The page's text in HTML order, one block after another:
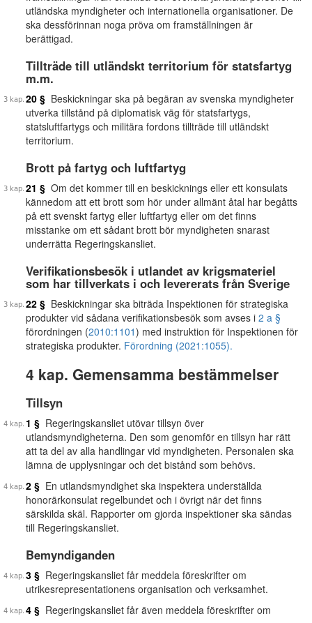
utländska myndigheter och internationella organisationer. De
ska dessförinnan noga pröva om framställningen är
berättigad.
Tillträde till utländskt territorium för statsfartyg
m.m.
20 § Beskickningar ska på begäran av svenska myndigheter
utverka tillstånd på diplomatisk väg för statsfartygs,
statsluftfartygs och militära fordons tillträde till utländskt
territorium.
Brott på fartyg och luftfartyg
21 § Om det kommer till en beskicknings eller ett konsulats
kännedom att ett brott som hör under allmänt åtal har begåtts
på ett svenskt fartyg eller luftfartyg eller om det finns
misstanke om ett sådant brott bör myndigheten snarast
underrätta Regeringskansliet.
Verifikationsbesök i utlandet av krigsmateriel
som har tillverkats i och levererats från Sverige
22 § Beskickningar ska biträda Inspektionen för strategiska
produkter vid sådana verifikationsbesök som avses i 2 a §
förordningen (2010:1101) med instruktion för Inspektionen för
strategiska produkter. Förordning (2021:1055).
4 kap. Gemensamma bestämmelser
Tillsyn
1 § Regeringskansliet utövar tillsyn över
utlandsmyndigheterna. Den som genomför en tillsyn har rätt
att ta del av alla handlingar vid myndigheten. Personalen ska
lämna de upplysningar och det bistånd som behövs.
2 § En utlandsmyndighet ska inspektera underställda
honorärkonsulat regelbundet och i övrigt när det finns
särskilda skäl. Rapporter om gjorda inspektioner ska sändas
till Regeringskansliet.
Bemyndiganden
3 § Regeringskansliet får meddela föreskrifter om
utrikesrepresentationens organisation och verksamhet.
4 § Regeringskansliet får även meddela föreskrifter om